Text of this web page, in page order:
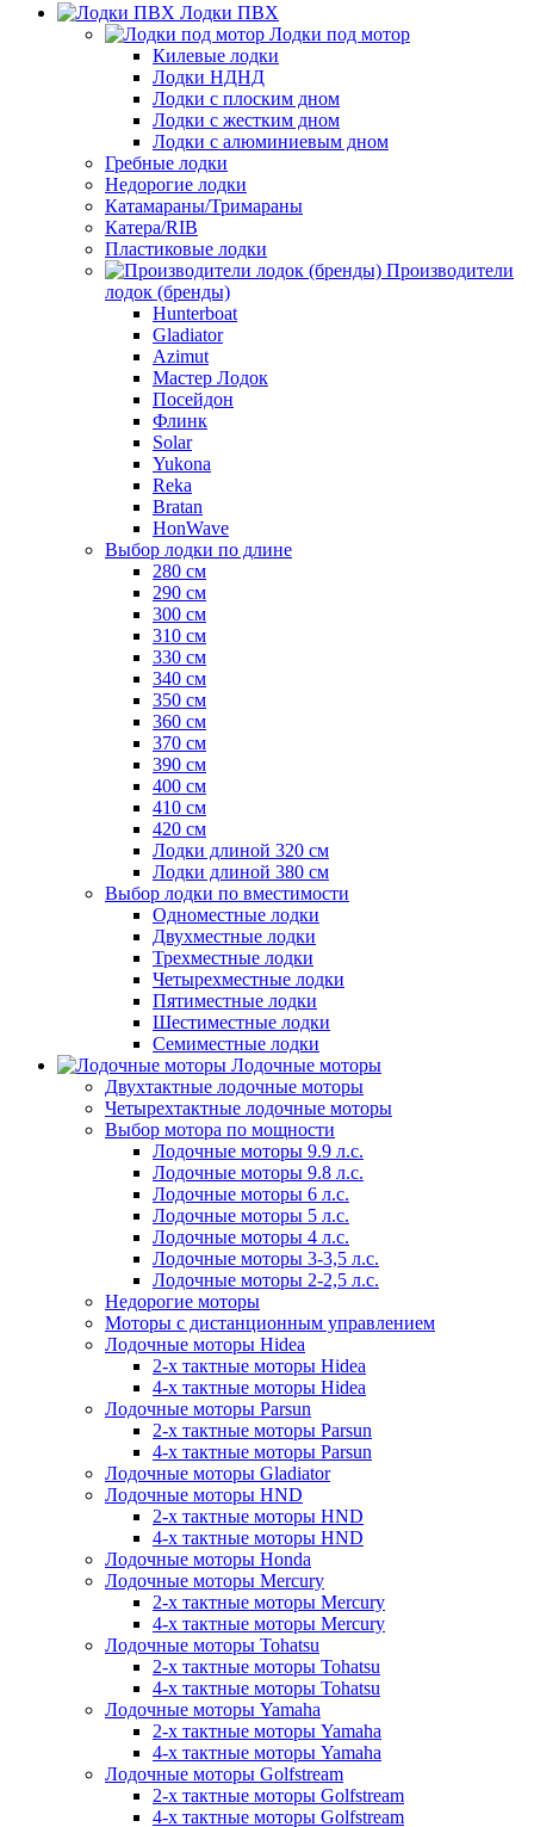
Лодки ПВХ
Лодки под мотор
Килевые лодки
Лодки НДНД
Лодки с плоским дном
Лодки с жестким дном
Лодки с алюминиевым дном
Гребные лодки
Недорогие лодки
Катамараны/Тримараны
Катера/RIB
Пластиковые лодки
Производители
лодок (бренды)
Hunterboat
Gladiator
Azimut
Мастер Лодок
Посейдон
Флинк
Solar
Yukona
Reka
Bratan
HonWave
Выбор лодки по длине
280 см
290 см
300 см
310 см
330 см
340 см
350 см
360 см
370 см
390 см
400 см
410 см
420 см
Лодки длиной 320 см
Лодки длиной 380 см
Выбор лодки по вместимости
Одноместные лодки
Двухместные лодки
Трехместные лодки
Четырехместные лодки
Пятиместные лодки
Шестиместные лодки
Семиместные лодки
Лодочные моторы
Двухтактные лодочные моторы
Четырехтактные лодочные моторы
Выбор мотора по мощности
Лодочные моторы 9.9 л.с.
Лодочные моторы 9.8 л.с.
Лодочные моторы 6 л.с.
Лодочные моторы 5 л.с.
Лодочные моторы 4 л.с.
Лодочные моторы 3-3,5 л.с.
Лодочные моторы 2-2,5 л.с.
Недорогие моторы
Моторы с дистанционным управлением
Лодочные моторы Hidea
2-х тактные моторы Hidea
4-х тактные моторы Hidea
Лодочные моторы Parsun
2-х тактные моторы Parsun
4-х тактные моторы Parsun
Лодочные моторы Gladiator
Лодочные моторы HND
2-х тактные моторы HND
4-х тактные моторы HND
Лодочные моторы Honda
Лодочные моторы Mercury
2-х тактные моторы Mercury
4-х тактные моторы Mercury
Лодочные моторы Tohatsu
2-х тактные моторы Tohatsu
4-х тактные моторы Tohatsu
Лодочные моторы Yamaha
2-х тактные моторы Yamaha
4-х тактные моторы Yamaha
Лодочные моторы Golfstream
2-х тактные моторы Golfstream
4-х тактные моторы Golfstream